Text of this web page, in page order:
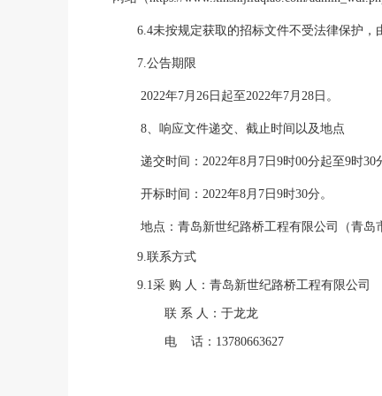
6.4未按规定获取的招标文件不受法律保护，
7.公告期限
2022年7月26 日起至2022年7月28 日。
8、响应文件递交、截止时间以及地点
递交时间：2022年8月 7 日9时00分起至9时30
开标时间：2022年8月 7 日9时30分。
地点：青岛新世纪路桥工程有限公司（青岛
9.联系方式
9.1采 购 人：青岛新世纪路桥工程有限公司
联 系 人：于龙龙
电 话： 13780663627